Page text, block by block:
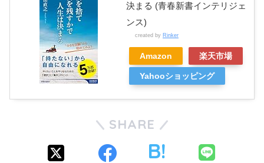
決まる (青春新書インテリジェ
ンス)
created by Rinker
Amazon 楽天市場
Yahooショッピング
SHARE